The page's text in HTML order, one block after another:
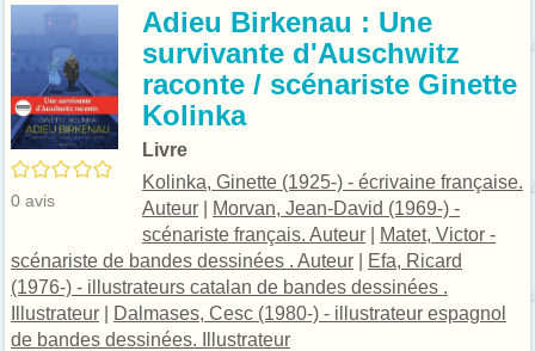
/5
0 avis
Adieu Birkenau : Une
survivante d'Auschwitz
raconte / scénariste Ginette
Kolinka
Livre
Kolinka, Ginette (1925-) - écrivaine française.
Auteur
Morvan, Jean-David (1969-) -
scénariste français. Auteur
Matet, Victor -
scénariste de bandes dessinées . Auteur
Efa, Ricard
(1976-) - illustrateurs catalan de bandes dessinées .
Illustrateur
Dalmases, Cesc (1980-) - illustrateur espagnol
de bandes dessinées. Illustrateur